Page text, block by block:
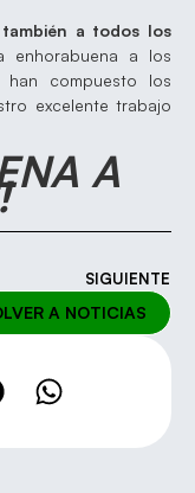
a todos los
enhorabuena a los
compuesto los
excelente trabajo
A
SIGUIENTE
A NOTICIAS